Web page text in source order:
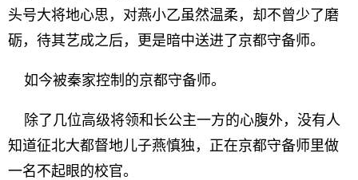
头号大将地心思，对燕小乙虽然温柔，却不曾少了磨
砺，待其艺成之后，更是暗中送进了京都守备师。
如今被秦家控制的京都守备师。
除了几位高级将领和长公主一方的心腹外，没有人
知道征北大都督地儿子燕慎独，正在京都守备师里做
一名不起眼的校官。